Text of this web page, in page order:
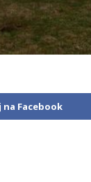
Facebook